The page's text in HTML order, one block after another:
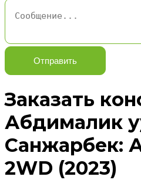
Отправить
Заказать
Абдималик
Санжарбек:
2WD (2023)